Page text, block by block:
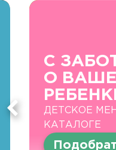
С
О
ДЕТСКОЕ
КАТАЛОГЕ